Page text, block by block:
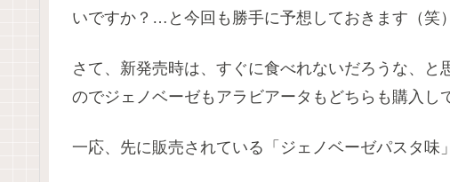
いですか？…と今回も勝手に予想しておきます（笑）
さて、新発売時は、すぐに食べれないだろうな、
のでジェノベーゼもアラビアータもどちらも購入し
一応、先に販売されている「ジェノベーゼパスタ味